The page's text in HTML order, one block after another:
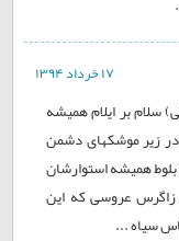
۱۷ خرداد ۱۳۹۴
بر ایلام همیشه
زیر موشکهای دشمن
بلوط همیشه استوارشان
عروسی که این
سیاه ...